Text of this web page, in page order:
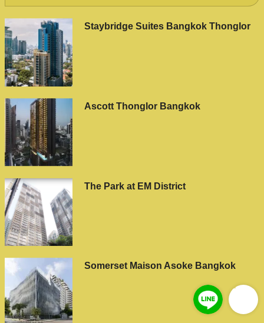
Staybridge Suites Bangkok Thonglor
Ascott Thonglor Bangkok
The Park at EM District
Somerset Maison Asoke Bangkok